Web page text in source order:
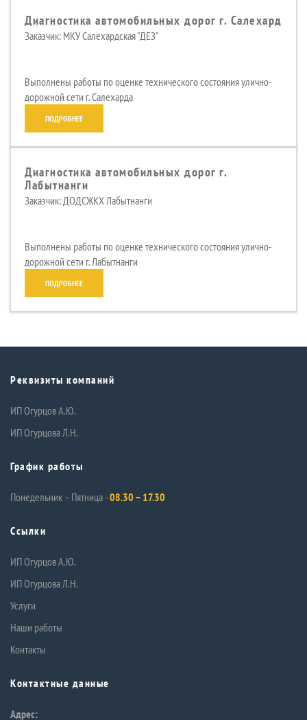
Диагностика автомобильных дорог г. Салехард
Заказчик: МКУ Салехардская "ДЕЗ"
Выполнены работы по оценке технического состояния улично-
дорожной сети г. Салехарда
ПОДРОБНЕЕ
Диагностика автомобильных дорог г.
Лабытнанги
Заказчик: ДОДСЖКХ Лабытнанги
Выполнены работы по оценке технического состояния улично-
дорожной сети г. Лабытнанги
ПОДРОБНЕЕ
Реквизиты компаний
ИП Огурцов А.Ю.
ИП Огурцова Л.Н.
График работы
Понедельник – Пятница -08.30 – 17.30
Ссылки
ИП Огурцов А.Ю.
ИП Огурцова Л.Н.
Услуги
Наши работы
Контакты
Контактные данные
Адрес: